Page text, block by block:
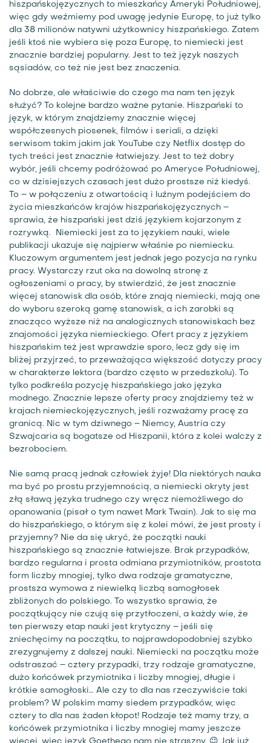
hiszpańskojęzycznych to mieszkańcy Ameryki Południowej,
więc gdy weźmiemy pod uwagę jedynie Europę, to już tylko
dla 38 milionów natywni użytkownicy hiszpańskiego. Zatem
jeśli ktoś nie wybiera się poza Europę, to niemiecki jest
znacznie bardziej popularny. Jest to też język naszych
sąsiadów, co też nie jest bez znaczenia.
No dobrze, ale właściwie do czego ma nam ten język
służyć? To kolejne bardzo ważne pytanie. Hiszpański to
język, w którym znajdziemy znacznie więcej
współczesnych piosenek, filmów i seriali, a dzięki
serwisom takim jakim jak YouTube czy Netflix dostęp do
tych treści jest znacznie łatwiejszy. Jest to też dobry
wybór, jeśli chcemy podróżować po Ameryce Południowej,
co w dzisiejszych czasach jest dużo prostsze niż kiedyś.
To – w połączeniu z otwartością i luźnym podejściem do
życia mieszkańców krajów hiszpańskojęzycznych –
sprawia, że hiszpański jest dziś językiem kojarzonym z
rozrywką. Niemiecki jest za to językiem nauki, wiele
publikacji ukazuje się najpierw właśnie po niemiecku.
Kluczowym argumentem jest jednak jego pozycja na rynku
pracy. Wystarczy rzut oka na dowolną stronę z
ogłoszeniami o pracy, by stwierdzić, że jest znacznie
więcej stanowisk dla osób, które znają niemiecki, mają one
do wyboru szeroką gamę stanowisk, a ich zarobki są
znacząco wyższe niż na analogicznych stanowiskach bez
znajomości języka niemieckiego. Ofert pracy z językiem
hiszpańskim też jest wprawdzie sporo, lecz gdy się im
bliżej przyjrzeć, to przeważająca większość dotyczy pracy
w charakterze lektora (bardzo często w przedszkolu). To
tylko podkreśla pozycję hiszpańskiego jako języka
modnego. Znacznie lepsze oferty pracy znajdziemy też w
krajach niemieckojęzycznych, jeśli rozważamy pracę za
granicą. Nic w tym dziwnego – Niemcy, Austria czy
Szwajcaria są bogatsze od Hiszpanii, która z kolei walczy z
bezrobociem.
Nie samą pracą jednak człowiek żyje! Dla niektórych nauka
ma być po prostu przyjemnością, a niemiecki okryty jest
złą sławą języka trudnego czy wręcz niemożliwego do
opanowania (pisał o tym nawet Mark Twain). Jak to się ma
do hiszpańskiego, o którym się z kolei mówi, że jest prosty i
przyjemny? Nie da się ukryć, że początki nauki
hiszpańskiego są znacznie łatwiejsze. Brak przypadków,
bardzo regularna i prosta odmiana przymiotników, prostota
form liczby mnogiej, tylko dwa rodzaje gramatyczne,
prostsza wymowa z niewielką liczbą samogłosek
zbliżonych do polskiego. To wszystko sprawia, że
początkujący nie czują się przytłoczeni, a każdy wie, że
ten pierwszy etap nauki jest krytyczny – jeśli się
zniechęcimy na początku, to najprawdopodobniej szybko
zrezygnujemy z dalszej nauki. Niemiecki na początku może
odstraszać – cztery przypadki, trzy rodzaje gramatyczne,
dużo końcówek przymiotnika i liczby mnogiej, długie i
krótkie samogłoski… Ale czy to dla nas rzeczywiście taki
problem? W polskim mamy siedem przypadków, więc
cztery to dla nas żaden kłopot! Rodzaje też mamy trzy, a
końcówek przymiotnika i liczby mnogiej mamy jeszcze